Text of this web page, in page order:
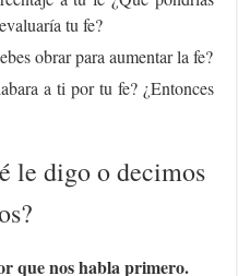
tu fe?
obrar para aumentar la fe?
a ti por tu fe? ¿Entonces
le digo o decimos
que nos habla primero.